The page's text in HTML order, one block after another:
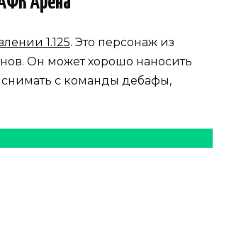
1.125. Это персонаж из
Он может хорошо наносить
с команды дебафы,